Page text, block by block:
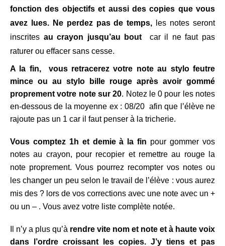
fonction des objectifs et aussi des copies que vous
avez lues. Ne perdez pas de temps, les notes seront
inscrites au crayon jusqu’au bout car il ne faut pas
raturer ou effacer sans cesse.
A la fin, vous retracerez votre note au stylo feutre
mince ou au stylo bille rouge après avoir gommé
proprement votre note sur 20. Notez le 0 pour les notes
en-dessous de la moyenne ex : 08/20 afin que l’élève ne
rajoute pas un 1 car il faut penser à la tricherie.
Vous comptez 1h et demie à la fin pour gommer vos
notes au crayon, pour recopier et remettre au rouge la
note proprement. Vous pourrez recompter vos notes ou
les changer un peu selon le travail de l’élève : vous aurez
mis des ? lors de vos corrections avec une note avec un +
ou un – . Vous avez votre liste complète notée.
Il n’y a plus qu’à rendre vite nom et note et à haute voix
dans l’ordre croissant les copies. J’y tiens et pas